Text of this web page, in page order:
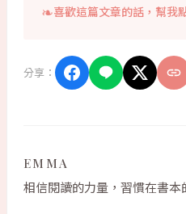
喜歡這篇文章的話，幫我
分享：
EMMA
相信閱讀的力量，習慣在書本